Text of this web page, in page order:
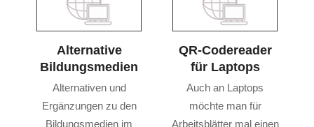
Alternative
Bildungsmedien
Alternativen und
Ergänzungen zu den
Bildungsmedien im
QR-Codereader
für Laptops
Auch an Laptops
möchte man für
Arbeitsblätter mal einen